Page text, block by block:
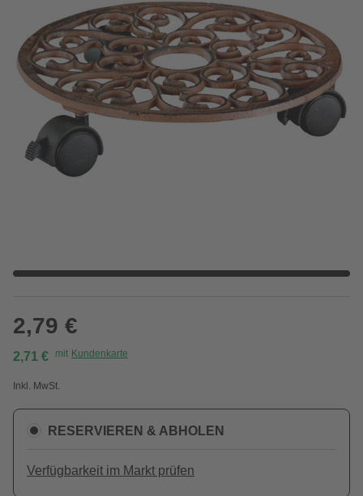
2,79 €
2,71 € mit Kundenkarte
Inkl. MwSt.
RESERVIEREN & ABHOLEN
Verfügbarkeit im Markt prüfen